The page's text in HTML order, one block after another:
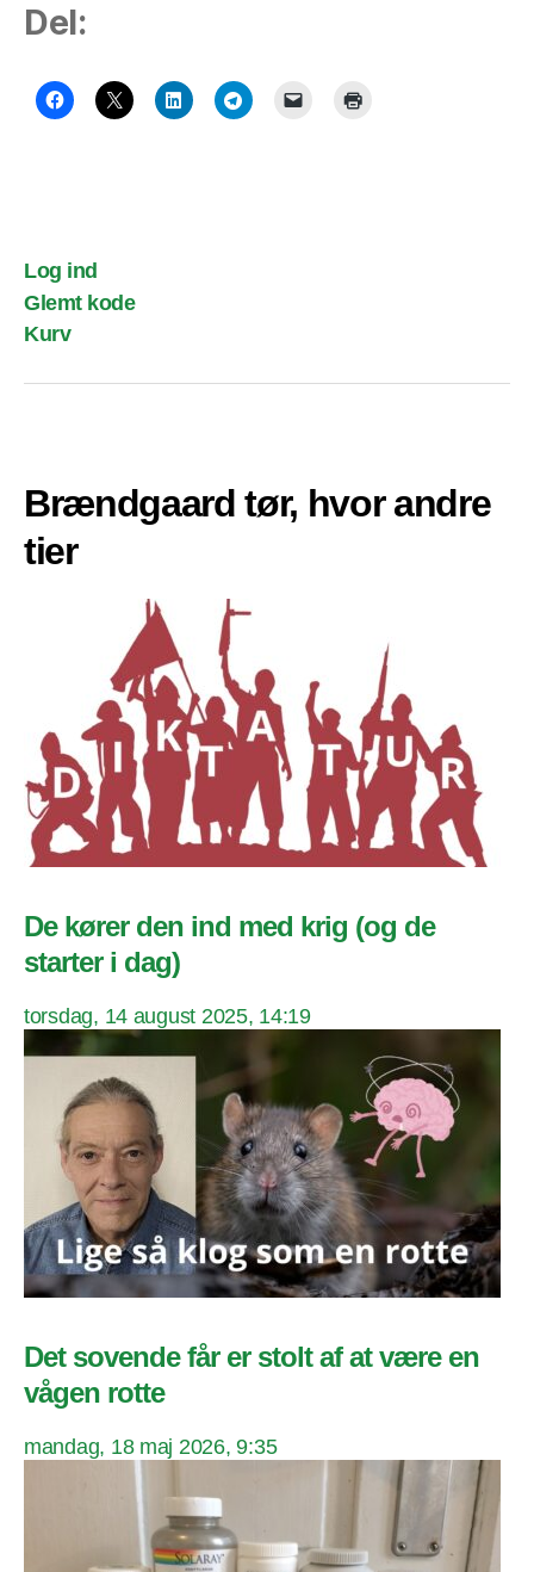
Del:
Log ind
Glemt kode
Kurv
Brændgaard tør, hvor andre
tier
De kører den ind med krig (og de
starter i dag)
torsdag, 14 august 2025, 14:19
Det sovende får er stolt af at være en
vågen rotte
mandag, 18 maj 2026, 9:35